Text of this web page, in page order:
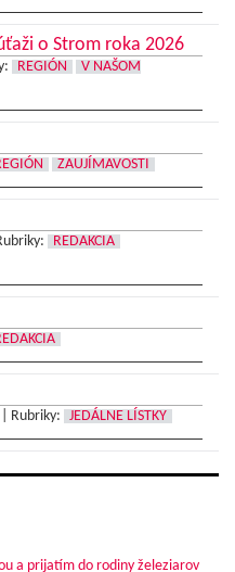
o Strom roka 2026
REGIÓN
V NAŠOM
ZAUJÍMAVOSTI
REDAKCIA
Rubriky: JEDÁLNE LÍSTKY
a prijatím do rodiny železiarov